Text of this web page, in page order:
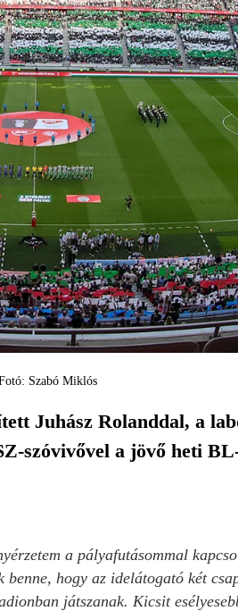
Szabó Miklós
Juhász Rolanddal, a
szóvivővel a jövő heti
a pályafutásommal
hogy az idelátogató két
játszanak. Kicsit